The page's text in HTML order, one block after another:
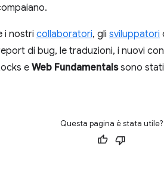
i nostri collaboratori, gli sviluppatori
di bug, le traduzioni, i nuovi
e Web Fundamentalssono stati
Questa pagina è stata utile?